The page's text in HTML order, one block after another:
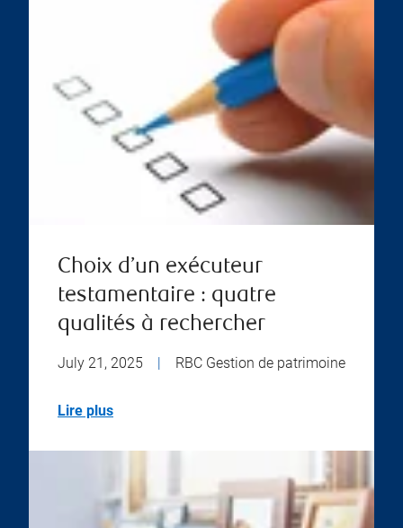
Choix d’un exécuteur
testamentaire : quatre
qualités à rechercher
July 21, 2025 | RBC Gestion de patrimoine
Lire plus